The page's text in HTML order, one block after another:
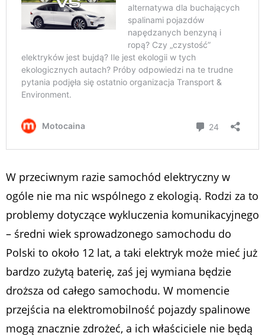
W przeciwnym razie samochód elektryczny w
ogóle nie ma nic wspólnego z ekologią. Rodzi za to
problemy dotyczące wykluczenia komunikacyjnego
– średni wiek sprowadzonego samochodu do
Polski to około 12 lat, a taki elektryk może mieć już
bardzo zużytą baterię, zaś jej wymiana będzie
droższa od całego samochodu. W momencie
przejścia na elektromobilność pojazdy spalinowe
mogą znacznie zdrożeć, a ich właściciele nie będą